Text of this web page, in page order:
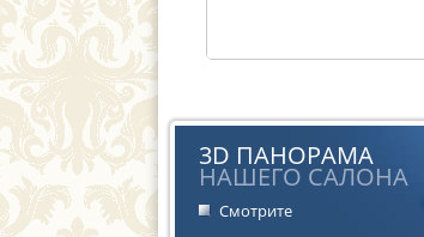
3D ПАНОРАМА
НАШЕГО САЛОНА
Смотрите